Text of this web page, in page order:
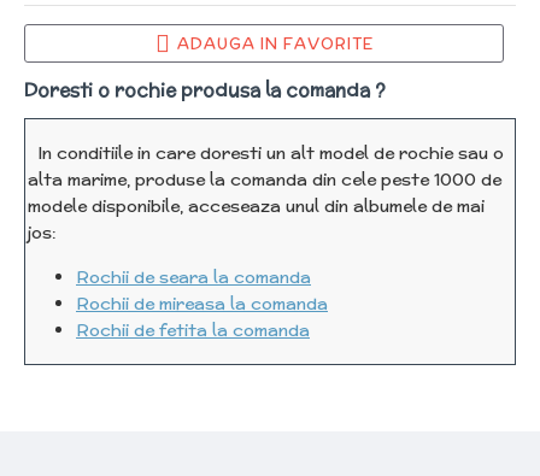
ADAUGA IN FAVORITE
Doresti o rochie produsa la comanda ?
In conditiile in care doresti un alt model de rochie sau o
alta marime, produse la comanda din cele peste 1000 de
modele disponibile, acceseaza unul din albumele de mai
jos:
Rochii de seara la comanda
Rochii de mireasa la comanda
Rochii de fetita la comanda